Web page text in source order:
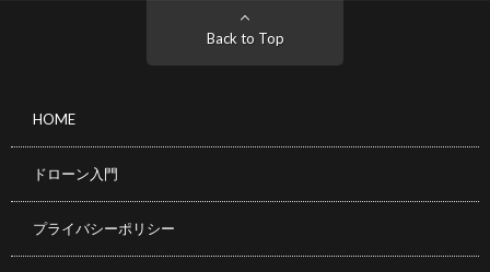
Back to Top
HOME
ドローン入門
プライバシーポリシー